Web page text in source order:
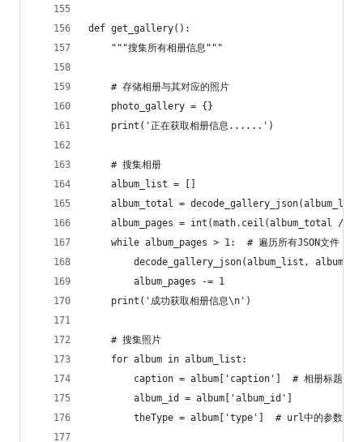
def get_gallery():
    """搜集所有相册信息"""
    # 存储相册与其对应的照片
    photo_gallery = {}
    print('正在获取相册信息......')
    # 搜集相册
    album_list = []
album_total =
album_pages = int(math.ceil(album_total /
    while album_pages > 1:  # 遍历所有JSON文件
decode_gallery_json(album_list,
        album_pages -= 1
    print('成功获取相册信息\n')
    # 搜集照片
    for album in album_list:
        caption = album['caption']  # 相册标题
        album_id = album['album_id']
theType = album['type']  # url中的参数